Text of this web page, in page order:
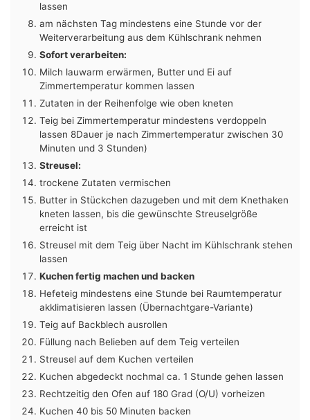
lassen
am nächsten Tag mindestens eine Stunde vor der
Weiterverarbeitung aus dem Kühlschrank nehmen
Sofort verarbeiten:
Milch lauwarm erwärmen, Butter und Ei auf
Zimmertemperatur kommen lassen
Zutaten in der Reihenfolge wie oben kneten
Teig bei Zimmertemperatur mindestens verdoppeln
lassen 8Dauer je nach Zimmertemperatur zwischen 30
Minuten und 3 Stunden)
Streusel:
trockene Zutaten vermischen
Butter in Stückchen dazugeben und mit dem Knethaken
kneten lassen, bis die gewünschte Streuselgröße
erreicht ist
Streusel mit dem Teig über Nacht im Kühlschrank stehen
lassen
Kuchen fertig machen und backen
Hefeteig mindestens eine Stunde bei Raumtemperatur
akklimatisieren lassen (Übernachtgare-Variante)
Teig auf Backblech ausrollen
Füllung nach Belieben auf dem Teig verteilen
Streusel auf dem Kuchen verteilen
Kuchen abgedeckt nochmal ca. 1 Stunde gehen lassen
Rechtzeitig den Ofen auf 180 Grad (O/U) vorheizen
Kuchen 40 bis 50 Minuten backen